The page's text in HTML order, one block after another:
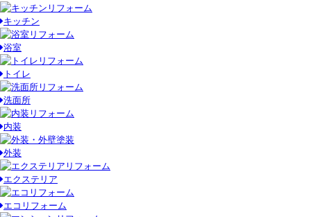
キッチン
浴室
トイレ
洗面所
内装
外装
エクステリア
エコリフォーム